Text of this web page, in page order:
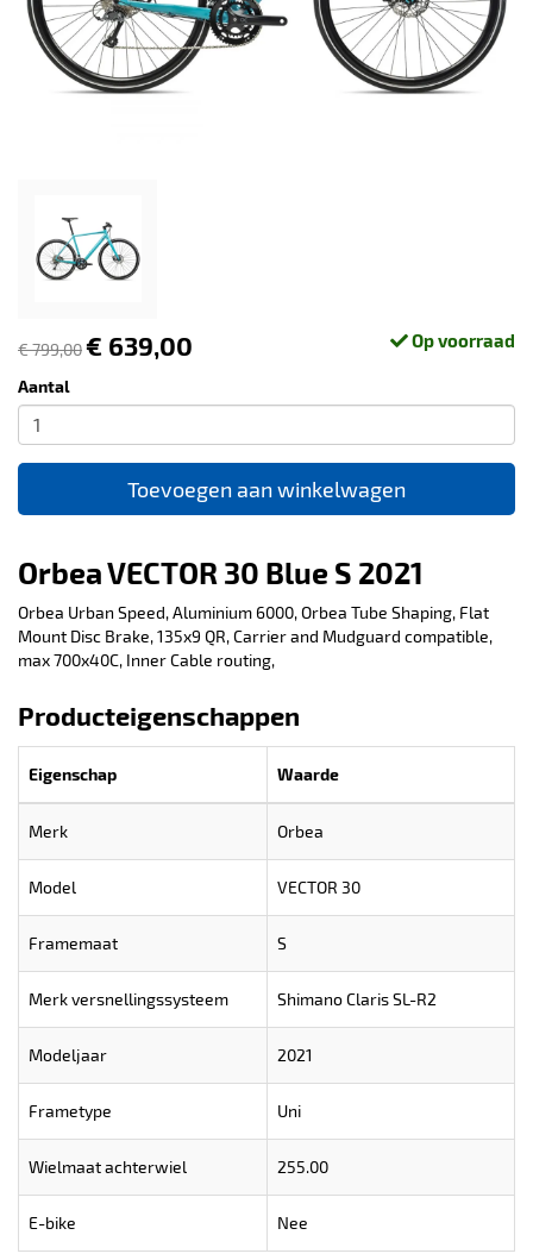
€ 799,00€ 639,00 Op voorraad
Aantal
Toevoegen aan winkelwagen
Orbea VECTOR 30 Blue S 2021
Orbea Urban Speed, Aluminium 6000, Orbea Tube Shaping, Flat
Mount Disc Brake, 135x9 QR, Carrier and Mudguard compatible,
max 700x40C, Inner Cable routing,
Producteigenschappen
Eigenschap Waarde
Merk Orbea
Model VECTOR 30
Framemaat S
Merk versnellingssysteem Shimano Claris SL-R2
Modeljaar 2021
Frametype Uni
Wielmaat achterwiel 255.00
E-bike Nee